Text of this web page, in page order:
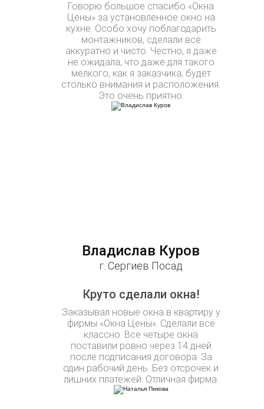
Говорю большое спасибо «Окна
Цены» за установленное окно на
кухне. Особо хочу поблагодарить
монтажников, сделали всё
аккуратно и чисто. Честно, я даже
не ожидала, что даже для такого
мелкого, как я заказчика, будет
столько внимания и расположения.
Это очень приятно.
Владислав Куров
г. Сергиев Посад
Круто сделали окна!
Заказывал новые окна в квартиру у
фирмы «Окна Цены». Сделали всё
классно. Все четыре окна
поставили ровно через 14 дней
после подписания договора. За
один рабочий день. Без отсрочек и
лишних платежей. Отличная фирма.